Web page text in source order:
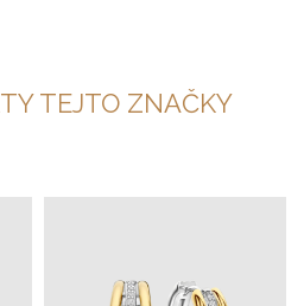
TEJTO ZNAČKY